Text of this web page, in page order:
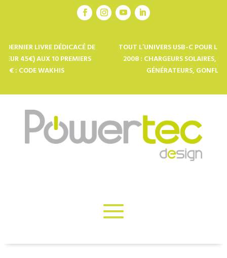
DÉDICACÉ DE
AUX 10 PREMIERS
WAKHIS
TOUT L’UNIVERS USB-C POUR LES PRO DE
2008 : CHARGEURS SOLAIRES,
GÉNÉRATEURS, GONFLEURS